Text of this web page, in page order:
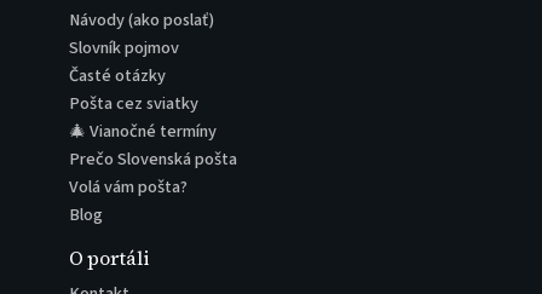
Návody (ako poslať)
Slovník pojmov
Časté otázky
Pošta cez sviatky
🎄 Vianočné termíny
Prečo Slovenská pošta
Volá vám pošta?
Blog
O portáli